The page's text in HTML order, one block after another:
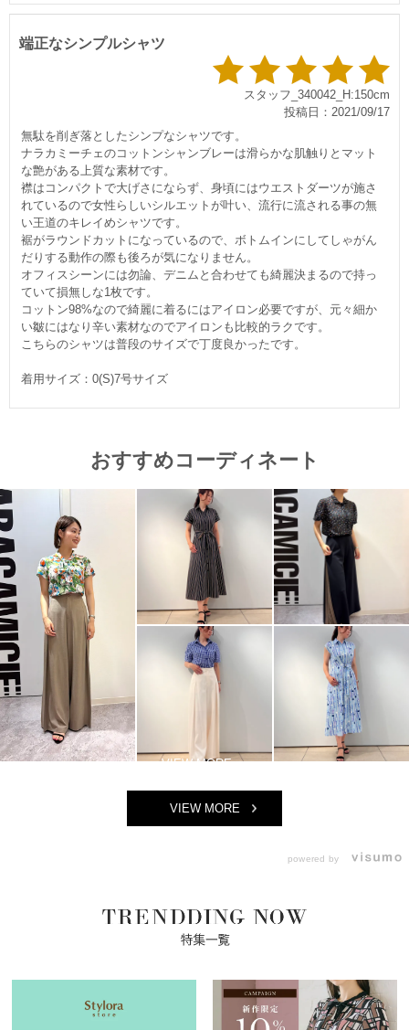
端正なシンプルシャツ
スタッフ_340042_H:150cm
投稿日：2021/09/17
無駄を削ぎ落としたシンプなシャツです。
ナラカミーチェのコットンシャンブレーは滑らかな肌触りとマット
な艶がある上質な素材です。
襟はコンパクトで大げさにならず、身頃にはウエストダーツが施さ
れているので女性らしいシルエットが叶い、流行に流される事の無
い王道のキレイめシャツです。
裾がラウンドカットになっているので、ボトムインにしてしゃがん
だりする動作の際も後ろが気になりません。
オフィスシーンには勿論、デニムと合わせても綺麗決まるので持っ
ていて損無しな1枚です。
コットン98%なので綺麗に着るにはアイロン必要ですが、元々細か
い皺にはなり辛い素材なのでアイロンも比較的ラクです。
こちらのシャツは普段のサイズで丁度良かったです。
着用サイズ：0(S)7号サイズ
おすすめコーディネート
VIEW MORE
powered by